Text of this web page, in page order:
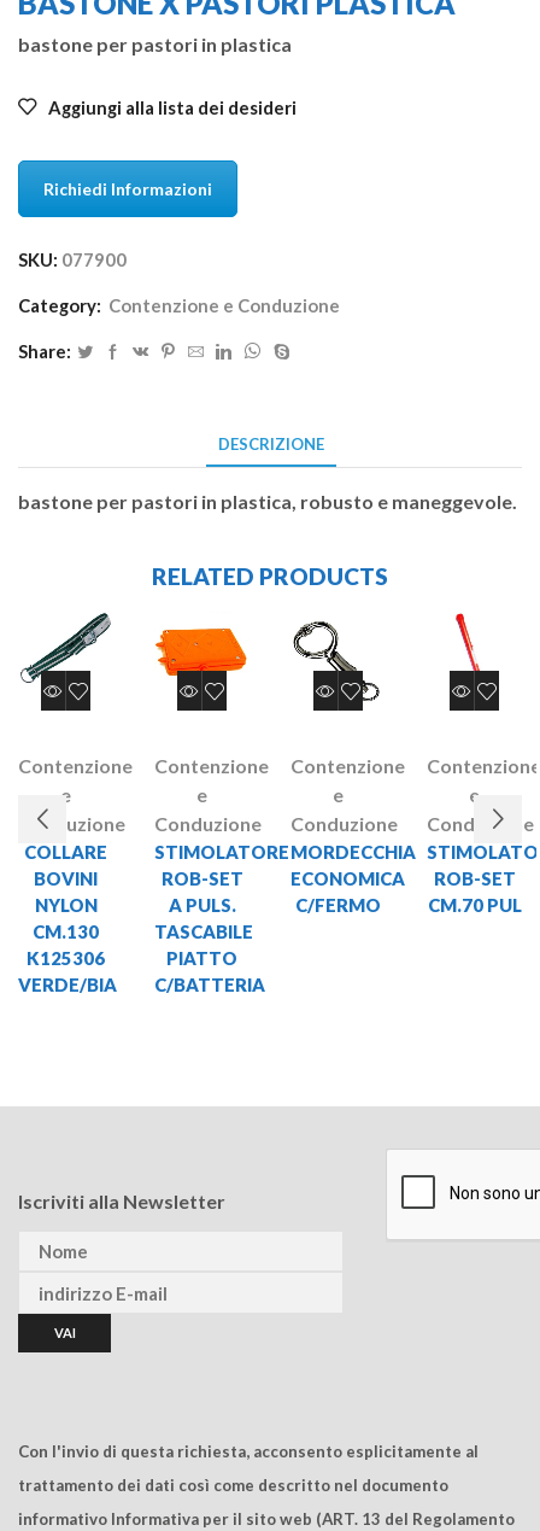
bastone per pastori in plastica
Aggiungi alla lista dei desideri
Richiedi Informazioni
SKU: 077900
Category: Contenzione e Conduzione
Share:
DESCRIZIONE
bastone per pastori in plastica, robusto e maneggevole.
RELATED PRODUCTS
Contenzione
e
Conduzione
COLLARE
BOVINI
NYLON
CM.130
K125306
VERDE/BIA
Contenzione
e
Conduzione
STIMOLATORE
ROB-SET
A PULS.
TASCABILE
PIATTO
C/BATTERIA
Contenzione
e
Conduzione
MORDECCHIA
ECONOMICA
C/FERMO
Contenzione
e
Conduzione
ROB-SET
CM.70 PUL
Iscriviti alla Newsletter
Con l'invio di questa richiesta, acconsento esplicitamente al
trattamento dei dati così come descritto nel documento
informativo Informativa per il sito web (ART. 13 del Regolamento